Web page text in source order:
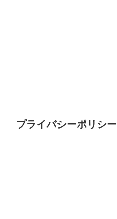
プライバシーポリシー